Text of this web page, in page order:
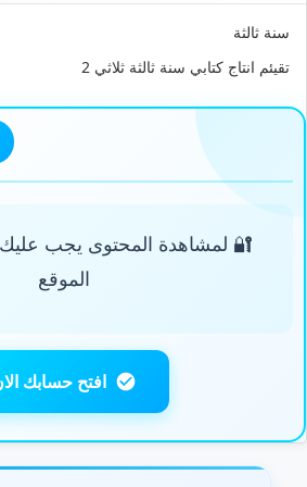
سنة ثالثة
تقيئم انتاج كتابي سنة ثالثة ثلاثي 2
🔐 لمشاهدة المحتوى يجب
الموقع
افتح حسابك